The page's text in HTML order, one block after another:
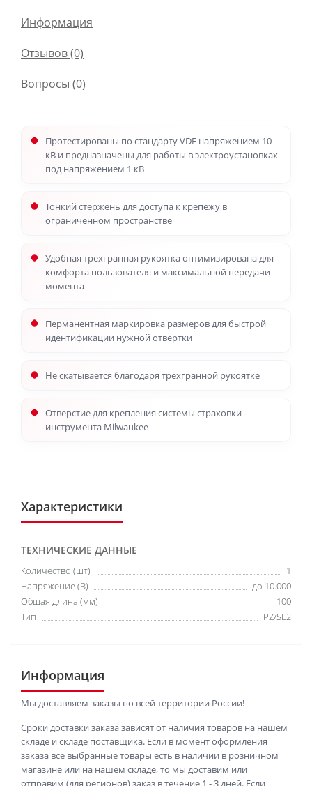
Информация
Отзывов (0)
Вопросы (0)
Протестированы по стандарту VDE напряжением 10
кВ и предназначены для работы в электроустановках
под напряжением 1 кВ
Тонкий стержень для доступа к крепежу в
ограниченном пространстве
Удобная трехгранная рукоятка оптимизирована для
комфорта пользователя и максимальной передачи
момента
Перманентная маркировка размеров для быстрой
идентификации нужной отвертки
Не скатывается благодаря трехгранной рукоятке
Отверстие для крепления системы страховки
инструмента Milwaukee
Характеристики
ТЕХНИЧЕСКИЕ ДАННЫЕ
Количество (шт)
1
Напряжение (В)
до 10.000
Общая длина (мм)
100
Тип
PZ/SL2
Информация
Мы доставляем заказы по всей территории России!
Сроки доставки заказа зависят от наличия товаров на нашем
складе и складе поставщика. Если в момент оформления
заказа все выбранные товары есть в наличии в розничном
магазине или на нашем складе, то мы доставим или
отправим (для регионов) заказ в течение 1 - 3 дней. Если